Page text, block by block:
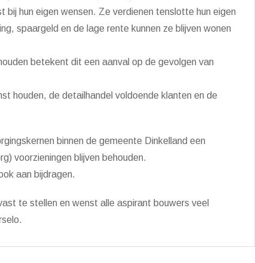
hun eigen wensen. Ze verdienen tenslotte hun eigen
spaargeld en de lage rente kunnen ze blijven wonen
betekent dit een aanval op de gevolgen van
houden, de detailhandel voldoende klanten en de
binnen de gemeente Dinkelland een
voorzieningen blijven behouden.
aan bijdragen.
te stellen en wenst alle aspirant bouwers veel